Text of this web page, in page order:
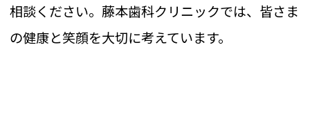
相談ください。藤本歯科クリニックでは、皆さま
の健康と笑顔を大切に考えています。